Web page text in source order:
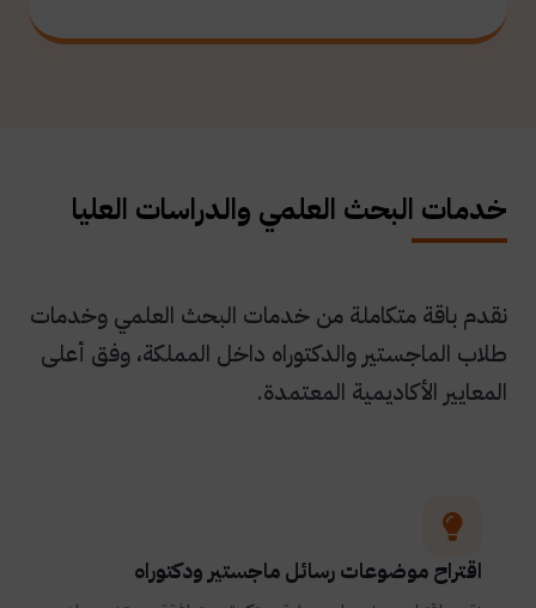
خدمات البحث العلمي والدراسات العليا
نقدم باقة متكاملة من خدمات البحث العلمي وخدمات
طلاب الماجستير والدكتوراه داخل المملكة، وفق أعلى
المعايير الأكاديمية المعتمدة.
اقتراح موضوعات رسائل ماجستير ودكتوراه